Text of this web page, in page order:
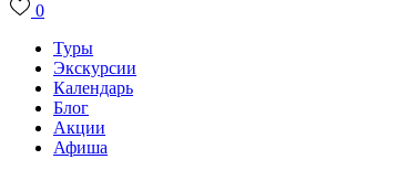
0
Туры
Экскурсии
Календарь
Блог
Акции
Афиша